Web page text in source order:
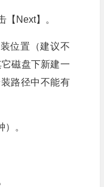
Next】。
位置（建议不
磁盘下新建一
路径中不能有
。